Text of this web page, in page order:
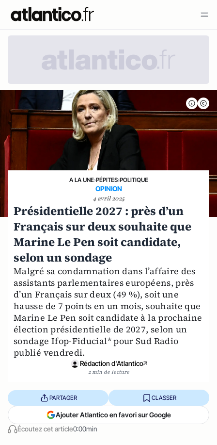
A LA UNE›PÉPITES›POLITIQUE
OPINION
4 avril 2025
Présidentielle 2027 : près d’un
Français sur deux souhaite que
Marine Le Pen soit candidate,
selon un sondage
Malgré sa condamnation dans l’affaire des
assistants parlementaires européens, près
d’un Français sur deux (49 %), soit une
hausse de 7 points en un mois, souhaite que
Marine Le Pen soit candidate à la prochaine
élection présidentielle de 2027, selon un
sondage Ifop-Fiducial* pour Sud Radio
publié vendredi.
Rédaction d'Atlantico
2 min de lecture
Écoutez cet article0:00min
PARTAGER CLASSER
Ajouter Atlantico en favori sur Google